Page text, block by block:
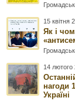
15 квітня
Як і
14 лютого
нагоди
Україні